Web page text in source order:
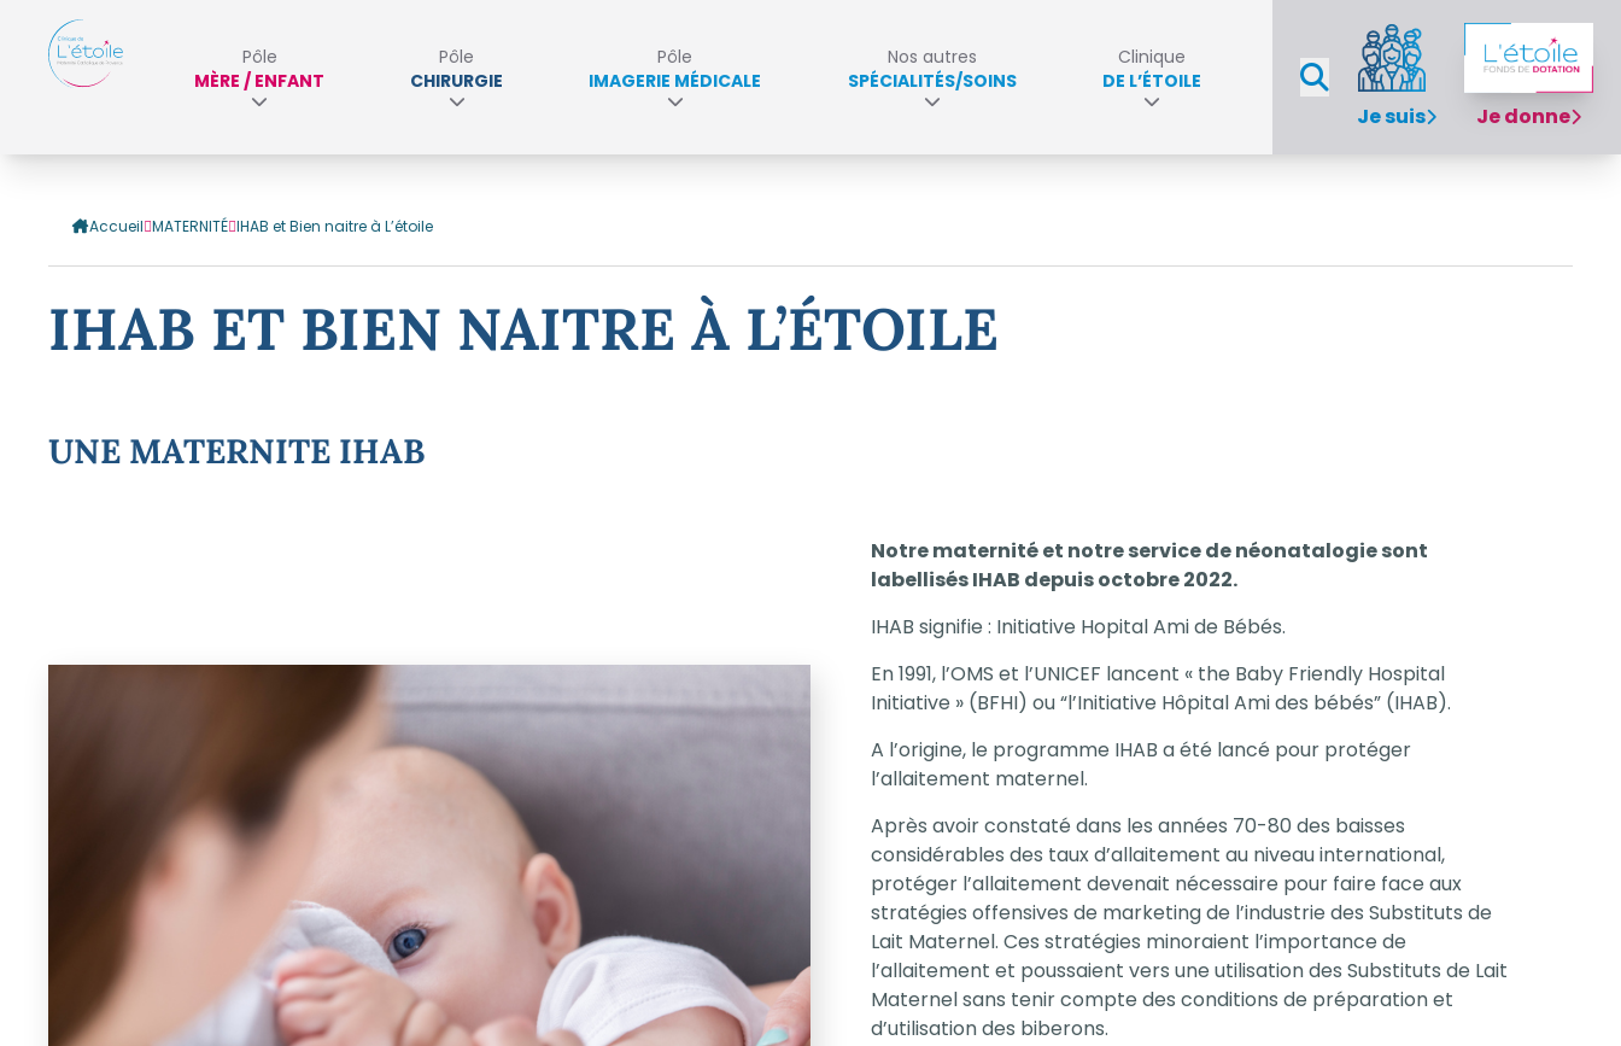
Pôle
MÈRE / ENFANT
Pôle
CHIRURGIE
Pôle
IMAGERIE MÉDICALE
Nos autres
SPÉCIALITÉS/SOINS
Clinique
DE L’ÉTOILE
Je suis Je donne
Accueil MATERNITÉ IHAB et Bien naitre à L’étoile
IHAB ET BIEN NAITRE À L’ÉTOILE
UNE MATERNITE IHAB
Notre maternité et notre service de néonatalogie sont
labellisés IHAB depuis octobre 2022.
IHAB signifie : Initiative Hopital Ami de Bébés.
En 1991, l’OMS et l’UNICEF lancent « the Baby Friendly Hospital
Initiative » (BFHI) ou “l’Initiative Hôpital Ami des bébés” (IHAB).
A l’origine, le programme IHAB a été lancé pour protéger
l’allaitement maternel.
Après avoir constaté dans les années 70-80 des baisses
considérables des taux d’allaitement au niveau international,
protéger l’allaitement devenait nécessaire pour faire face aux
stratégies offensives de marketing de l’industrie des Substituts de
Lait Maternel. Ces stratégies minoraient l’importance de
l’allaitement et poussaient vers une utilisation des Substituts de Lait
Maternel sans tenir compte des conditions de préparation et
d’utilisation des biberons.